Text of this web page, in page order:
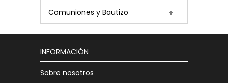
Comuniones y Bautizo
INFORMACIÓN
Sobre nosotros